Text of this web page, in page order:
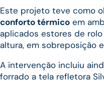
Este projeto teve como
conforto térmico em
aplicados estores de
altura, em sobreposição
A intervenção incluiu
forrado a tela refletora